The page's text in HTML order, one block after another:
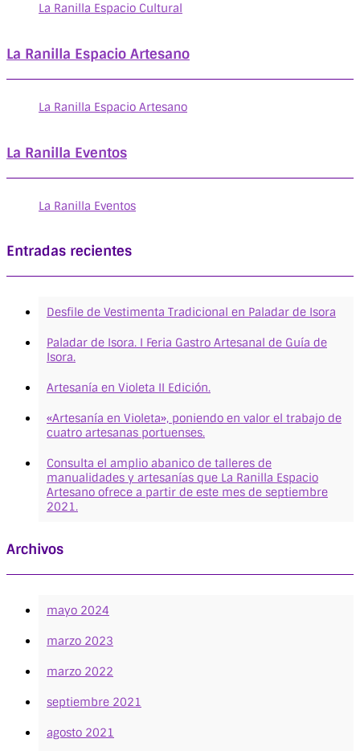
La Ranilla Espacio Cultural
La Ranilla Espacio Artesano
La Ranilla Espacio Artesano
La Ranilla Eventos
La Ranilla Eventos
Entradas recientes
Desfile de Vestimenta Tradicional en Paladar de Isora
Paladar de Isora. I Feria Gastro Artesanal de Guía de
Isora.
Artesanía en Violeta II Edición.
«Artesanía en Violeta», poniendo en valor el trabajo de
cuatro artesanas portuenses.
Consulta el amplio abanico de talleres de
manualidades y artesanías que La Ranilla Espacio
Artesano ofrece a partir de este mes de septiembre
2021.
Archivos
mayo 2024
marzo 2023
marzo 2022
septiembre 2021
agosto 2021